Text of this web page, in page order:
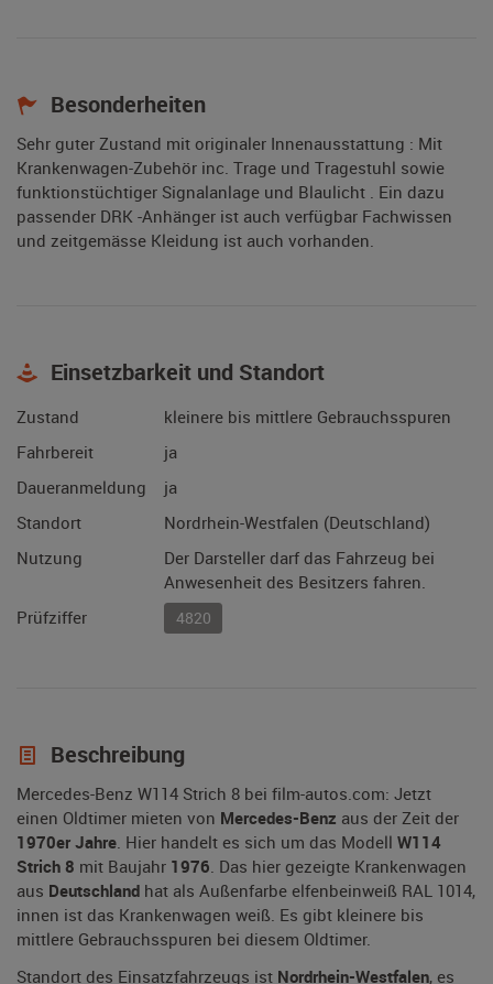
Besonderheiten
Sehr guter Zustand mit originaler Innenausstattung : Mit
Krankenwagen-Zubehör inc. Trage und Tragestuhl sowie
funktionstüchtiger Signalanlage und Blaulicht . Ein dazu
passender DRK -Anhänger ist auch verfügbar Fachwissen
und zeitgemässe Kleidung ist auch vorhanden.
Einsetzbarkeit und Standort
Zustand
kleinere bis mittlere Gebrauchsspuren
Fahrbereit
ja
Daueranmeldung
ja
Standort
Nordrhein-Westfalen (Deutschland)
Nutzung
Der Darsteller darf das Fahrzeug bei
Anwesenheit des Besitzers fahren.
Prüfziffer
4820
Beschreibung
Mercedes-Benz W114 Strich 8 bei film-autos.com: Jetzt
einen Oldtimer mieten von Mercedes-Benz aus der Zeit der
1970er Jahre. Hier handelt es sich um das Modell W114
Strich 8 mit Baujahr 1976. Das hier gezeigte Krankenwagen
aus Deutschland hat als Außenfarbe elfenbeinweiß RAL 1014,
innen ist das Krankenwagen weiß. Es gibt kleinere bis
mittlere Gebrauchsspuren bei diesem Oldtimer.
Standort des Einsatzfahrzeugs ist Nordrhein-Westfalen, es